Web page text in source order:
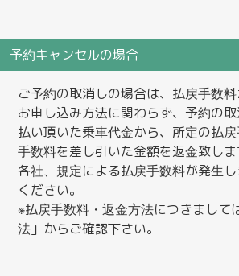
予約キャンセルの場合
ご予約の取消しの場合は、払戻手数料
お申し込み方法に関わらず、予約の
払い頂いた乗車代金から、所定の払
手数料を差し引いた金額を返金致しま
各社、規定による払戻手数料が発生
ください。
※払戻手数料・返金方法につきまして
法」からご確認下さい。